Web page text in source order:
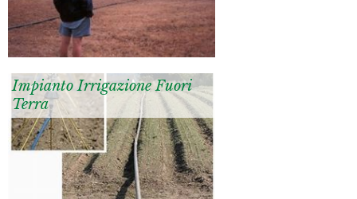
Impianto Irrigazione Fuori
Terra